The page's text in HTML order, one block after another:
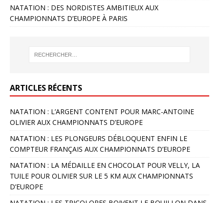
NATATION : DES NORDISTES AMBITIEUX AUX
CHAMPIONNATS D’EUROPE À PARIS
ARTICLES RÉCENTS
NATATION : L’ARGENT CONTENT POUR MARC-ANTOINE
OLIVIER AUX CHAMPIONNATS D’EUROPE
NATATION : LES PLONGEURS DÉBLOQUENT ENFIN LE
COMPTEUR FRANÇAIS AUX CHAMPIONNATS D’EUROPE
NATATION : LA MÉDAILLE EN CHOCOLAT POUR VELLY, LA
TUILE POUR OLIVIER SUR LE 5 KM AUX CHAMPIONNATS
D’EUROPE